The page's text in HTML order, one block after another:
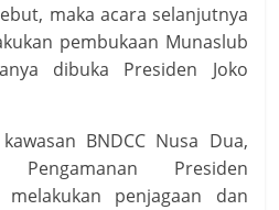
maka acara selanjutnya
pembukaan Munaslub
dibuka Presiden Joko
BNDCC Nusa Dua,
Presiden
melakukan penjagaan dan